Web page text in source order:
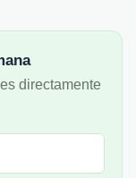
directamente